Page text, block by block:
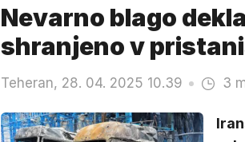
Nevarno blago
shranjeno v
Teheran, 28. 04. 2025 10.39 3